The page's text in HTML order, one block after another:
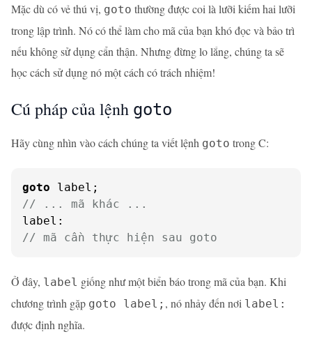
Mặc dù có vẻ thú vị, goto thường được coi là lưỡi kiếm hai lưỡi
trong lập trình. Nó có thể làm cho mã của bạn khó đọc và bảo trì
nếu không sử dụng cẩn thận. Nhưng đừng lo lắng, chúng ta sẽ
học cách sử dụng nó một cách có trách nhiệm!
Cú pháp của lệnh goto
Hãy cùng nhìn vào cách chúng ta viết lệnh goto trong C:
goto
// ... mã khác ...
// mã cần thực hiện sau goto
Ở đây, label giống như một biển báo trong mã của bạn. Khi
chương trình gặp goto label; , nó nhảy đến nơi label:
được định nghĩa.